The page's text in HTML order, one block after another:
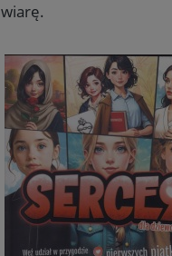
wiarę.